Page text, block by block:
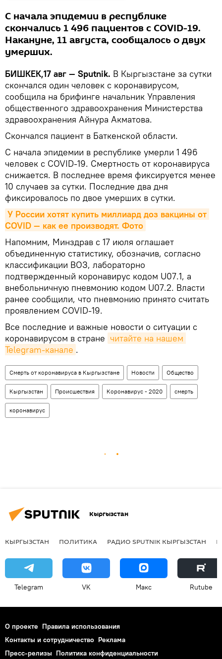
С начала эпидемии в республике
скончались 1 496 пациентов с COVID-19.
Накануне, 11 августа, сообщалось о двух
умерших.
БИШКЕК,17 авг — Sputnik. В Кыргызстане за сутки
скончался один человек с коронавирусом,
сообщила на брифинге начальник Управления
общественного здравоохранения Министерства
здравоохранения Айнура Акматова.
Скончался пациент в Баткенской области.
С начала эпидемии в республике умерли 1 496
человек с COVID-19. Смертность от коронавируса
снижается. В последнее время фиксируется менее
10 случаев за сутки. Последние два дня
фиксировалось по двое умерших в сутки.
У России хотят купить миллиард доз вакцины от
COVID — как ее производят. Фото
Напомним, Минздрав с 17 июля оглашает
объединенную статистику, обозначив, согласно
классификации ВОЗ, лабораторно
подтвержденный коронавирус кодом U07.1, а
внебольничную пневмонию кодом U07.2. Власти
ранее сообщили, что пневмонию принято считать
проявлением COVID-19.
Все последние и важные новости о ситуации с
коронавирусом в стране читайте на нашем
Telegram-канале .
Смерть от коронавируса в Кыргызстане Новости Общество
Кыргызстан Происшествия Коронавирус - 2020 смерть
коронавирус
Кыргызстан
КЫРГЫЗСТАН ПОЛИТИКА РАДИО SPUTNIK КЫРГЫЗСТАН
Telegram VK Макс Rutube
О проекте Правила использования
Контакты и сотрудничество Реклама
Пресс-релизы Политика конфиденциальности